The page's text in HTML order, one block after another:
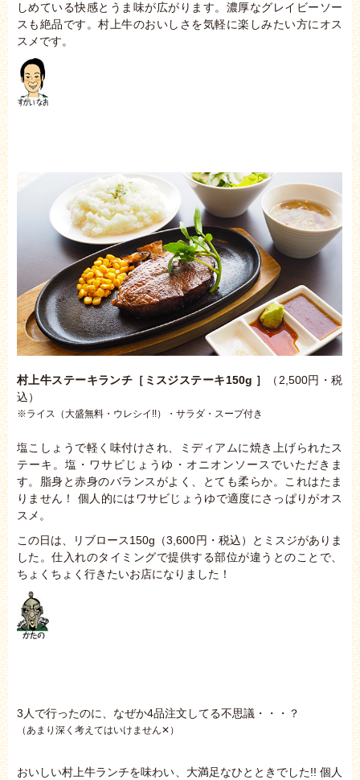
しめている快感とうま味が広がります。濃厚なグレイビーソー
スも絶品です。村上牛のおいしさを気軽に楽しみたい方にオス
スメです。
村上牛ステーキランチ［ミスジステーキ150g ］
（2,500円・税
込）
※ライス（大盛無料・ウレシイ!!）・サラダ・スープ付き
塩こしょうで軽く味付けされ、ミディアムに焼き上げられたス
テーキ。塩・ワサビじょうゆ・オニオンソースでいただきま
す。脂身と赤身のバランスがよく、とても柔らか。これはたま
りません！ 個人的にはワサビじょうゆで適度にさっぱりがオス
スメ。
この日は、リブロース150g（3,600円・税込）とミスジがありま
した。仕入れのタイミングで提供する部位が違うとのことで、
ちょくちょく行きたいお店になりました！
3人で行ったのに、なぜか4品注文してる不思議・・・？
（あまり深く考えてはいけません✕）
おいしい村上牛ランチを味わい、大満足なひとときでした!! 個人